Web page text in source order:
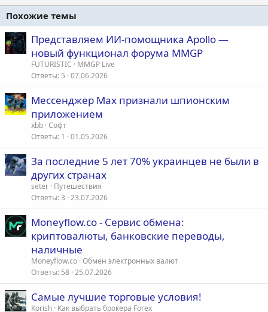
Похожие темы
Представляем ИИ-помощника Apollo —
новый функционал форума MMGP
FUTURISTIC
MMGP Live
Ответы 5 07.06.2026
Мессенджер Max признали шпионским
приложением
xbb Софт
Ответы 1 01.05.2026
За последние 5 лет 70% украинцев не были в
других странах
seter Путешествия
Ответы 3 23.07.2026
Moneyflow.co - Сервис обмена:
криптовалюты, банковские переводы,
наличные
Moneyflow.co Обмен электронных валют
Ответы 58 25.07.2026
Самые лучшие торговые условия!
Korish Как выбрать брокера Forex